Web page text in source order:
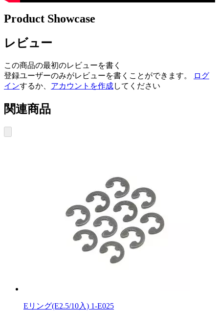
Product Showcase
レビュー
この商品の最初のレビューを書く
登録ユーザーのみがレビューを書くことができます。
ログ
インするか、 アカウントを作成してください
関連商品
Eリング(E2.5/10入) 1-E025